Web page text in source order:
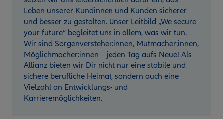
Leben unserer Kundinnen und Kunden sicherer
und besser zu gestalten. Unser Leitbild „We secure
your future“ begleitet uns in allem, was wir tun.
Wir sind Sorgenversteher:innen, Mutmacher:innen,
Möglichmacher:innen – jeden Tag aufs Neue! Als
Allianz bieten wir Dir nicht nur eine stabile und
sichere berufliche Heimat, sondern auch eine
Vielzahl an Entwicklungs- und
Karrieremöglichkeiten.